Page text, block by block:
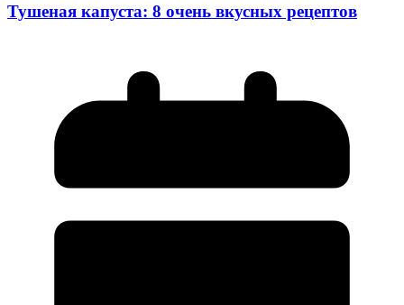
Тушеная капуста: 8 очень вкусных рецептов